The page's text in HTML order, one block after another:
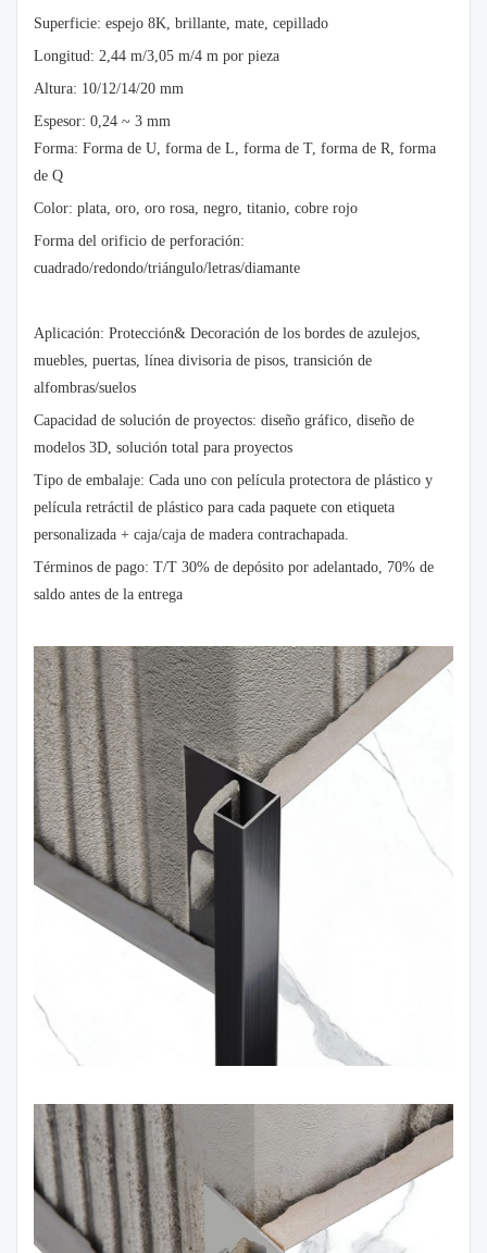
Superficie: espejo 8K, brillante, mate, cepillado
Longitud: 2,44 m/3,05 m/4 m por pieza
Altura: 10/12/14/20 mm
Espesor: 0,24 ~ 3 mm
Forma: Forma de U, forma de L, forma de T, forma de R, forma
de Q
Color: plata, oro, oro rosa, negro, titanio, cobre rojo
Forma del orificio de perforación:
cuadrado/redondo/triángulo/letras/diamante
Aplicación: Protección& Decoración de los bordes de azulejos,
muebles, puertas, línea divisoria de pisos, transición de
alfombras/suelos
Capacidad de solución de proyectos: diseño gráfico, diseño de
modelos 3D, solución total para proyectos
Tipo de embalaje: Cada uno con película protectora de plástico y
película retráctil de plástico para cada paquete con etiqueta
personalizada + caja/caja de madera contrachapada.
Términos de pago: T/T 30% de depósito por adelantado, 70% de
saldo antes de la entrega